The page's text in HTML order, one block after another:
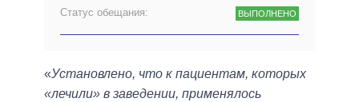
Статус обещания: ВЫПОЛНЕНО
«Установлено, что к пациентам, которых
«лечили» в заведении, применялось